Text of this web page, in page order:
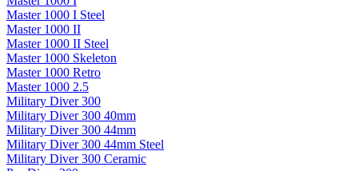
Master 1000 I Steel
Master 1000 II
Master 1000 II Steel
Master 1000 Skeleton
Master 1000 Retro
Master 1000 2.5
Military Diver 300
Military Diver 300 40mm
Military Diver 300 44mm
Military Diver 300 44mm Steel
Military Diver 300 Ceramic